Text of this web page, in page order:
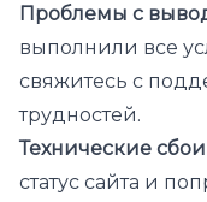
Проблемы с
выполнили все
свяжитесь с
трудностей.
Технические сбои
статус сайта и